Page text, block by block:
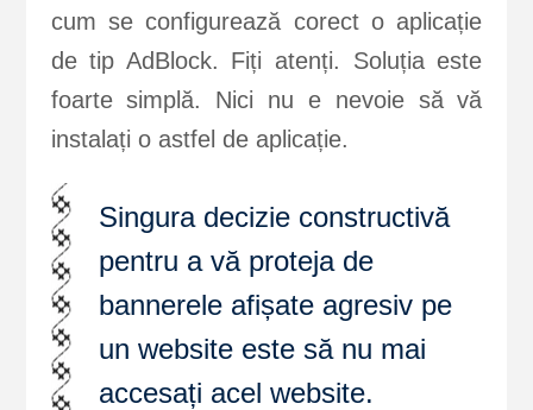
cum se configurează corect o aplicație
de tip AdBlock. Fiți atenți. Soluția este
foarte simplă. Nici nu e nevoie să vă
instalați o astfel de aplicație.
Singura decizie constructivă
pentru a vă proteja de
bannerele afișate agresiv pe
un website este să nu mai
accesați acel website.